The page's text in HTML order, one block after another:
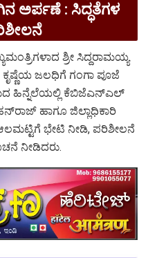
ಅರ್ಪಣೆ : ಸಿದ್ಧತೆಗಳ
ಶ್ರೀ ಸಿದ್ದರಾಮಯ್ಯ
ಜಲಧಿಗೆ ಗಂಗಾ ಪೂಜೆ
ಹಿನ್ನೆಲೆಯಲ್ಲಿ ಕೆಬಿಜೆಎನ್‍ಎಲ್
ಹಾಗೂ ಜಿಲ್ಲಾಧಿಕಾರಿ
ಭೇಟಿ ನೀಡಿ, ಪರಿಶೀಲನೆ
ನೀಡಿದರು.